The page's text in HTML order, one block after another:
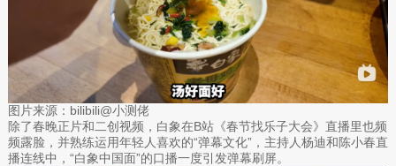
图片来源：bilibili@小测佬
除了春晚正片和二创视频，白象在B站《春节找乐子大会》直播里也频
频露脸，并熟练运用年轻人喜欢的“弹幕文化”，主持人杨迪和陈小春直
播连线中，“白象中国面”的口播一度引发弹幕刷屏。